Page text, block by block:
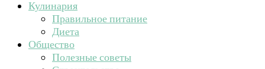
Кулинария
Правильное питание
Диета
Общество
Полезные советы